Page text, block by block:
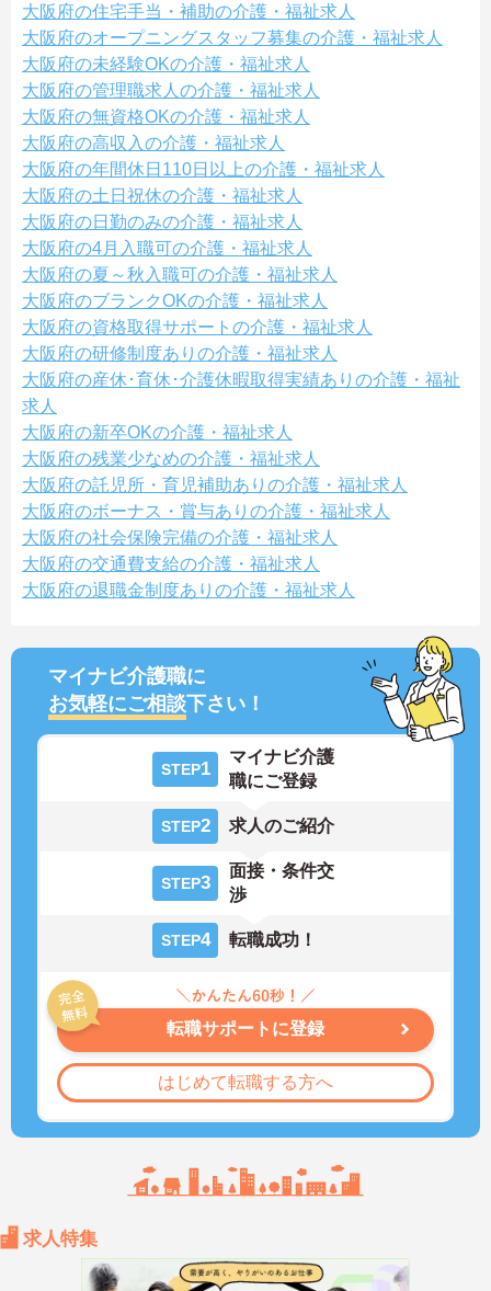
大阪府の住宅手当・補助の介護・福祉求人
大阪府のオープニングスタッフ募集の介護・福祉求人
大阪府の未経験OKの介護・福祉求人
大阪府の管理職求人の介護・福祉求人
大阪府の無資格OKの介護・福祉求人
大阪府の高収入の介護・福祉求人
大阪府の年間休日110日以上の介護・福祉求人
大阪府の土日祝休の介護・福祉求人
大阪府の日勤のみの介護・福祉求人
大阪府の4月入職可の介護・福祉求人
大阪府の夏～秋入職可の介護・福祉求人
大阪府のブランクOKの介護・福祉求人
大阪府の資格取得サポートの介護・福祉求人
大阪府の研修制度ありの介護・福祉求人
大阪府の産休･育休･介護休暇取得実績ありの介護・福祉
求人
大阪府の新卒OKの介護・福祉求人
大阪府の残業少なめの介護・福祉求人
大阪府の託児所・育児補助ありの介護・福祉求人
大阪府のボーナス・賞与ありの介護・福祉求人
大阪府の社会保険完備の介護・福祉求人
大阪府の交通費支給の介護・福祉求人
大阪府の退職金制度ありの介護・福祉求人
マイナビ介護職に
お気軽にご相談下さい！
STEP1
マイナビ介護
職にご登録
STEP2 求人のご紹介
STEP3
面接・条件交
渉
STEP4 転職成功！
転職サポートに登録
はじめて転職する方へ
求人特集